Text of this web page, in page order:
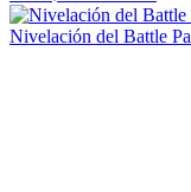
Nivelación del Battle